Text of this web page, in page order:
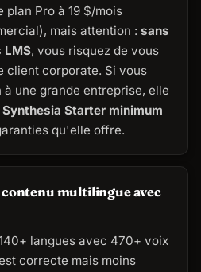
plan Pro à 19 $/mois
mais attention : sans
LMS, vous risquez de vous
client corporate. Si vous
une grande entreprise, elle
Synthesia Starter minimum
qu'elle offre.
multilingue avec
langues avec 470+ voix
correcte mais moins